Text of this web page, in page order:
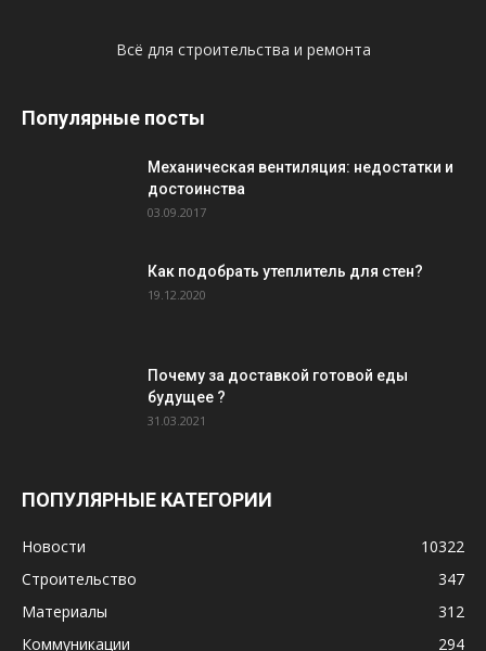
Всё для строительства и ремонта
Популярные посты
Механическая вентиляция: недостатки и
достоинства
03.09.2017
Как подобрать утеплитель для стен?
19.12.2020
Почему за доставкой готовой еды
будущее ?
31.03.2021
ПОПУЛЯРНЫЕ КАТЕГОРИИ
Новости
10322
Строительство
347
Материалы
312
Коммуникации
294